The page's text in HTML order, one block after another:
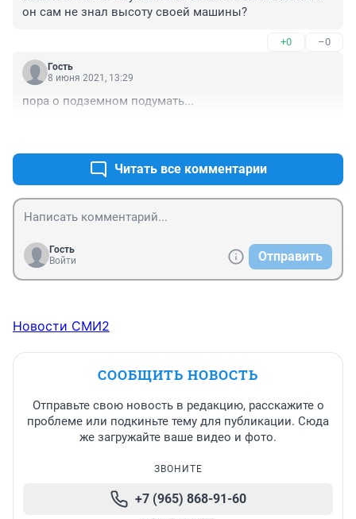
он сам не знал высоту своей машины?
+0 –0
Гость
8 июня 2021, 13:29
пора о подземном подумать...
Читать все комментарии
Гость
Войти
Отправить
Новости СМИ2
СООБЩИТЬ НОВОСТЬ
Отправьте свою новость в редакцию, расскажите о
проблеме или подкиньте тему для публикации. Сюда
же загружайте ваше видео и фото.
ЗВОНИТЕ
+7 (965) 868-91-60